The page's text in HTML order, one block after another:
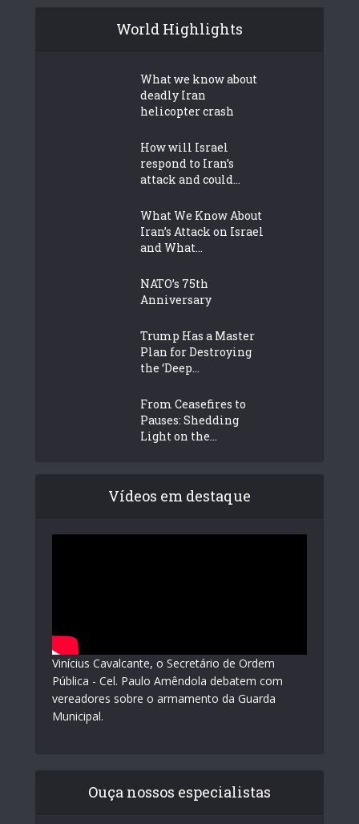
World Highlights
What we know about
deadly Iran
helicopter crash
How will Israel
respond to Iran’s
attack and could...
What We Know About
Iran’s Attack on Israel
and What...
NATO’s 75th
Anniversary
Trump Has a Master
Plan for Destroying
the ‘Deep...
From Ceasefires to
Pauses: Shedding
Light on the...
Vídeos em destaque
Vinícius Cavalcante, o Secretário de Ordem
Pública - Cel. Paulo Amêndola debatem com
vereadores sobre o armamento da Guarda
Municipal.
Ouça nossos especialistas